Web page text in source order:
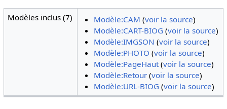
Modèles inclus (7) Modèle:CAM (voir la source)
Modèle:CART-BIOG (voir la source)
Modèle:IMGSON (voir la source)
Modèle:PHOTO (voir la source)
Modèle:PageHaut(voir la source)
Modèle:Retour(voir la source)
Modèle:URL-BIOG (voir la source)